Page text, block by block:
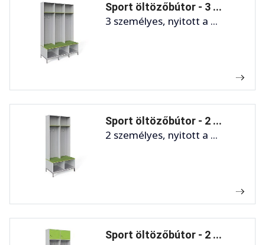
Sport öltözőbútor - 3 ...
3 személyes, nyitott a ...
Sport öltözőbútor - 2 ...
2 személyes, nyitott a ...
Sport öltözőbútor - 2 ...